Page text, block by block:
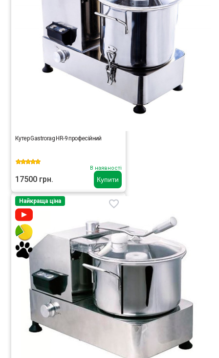
Купити
Кутер Gastrorag HR-9 професійний
В наявності
17500 грн.
Найкраща ціна